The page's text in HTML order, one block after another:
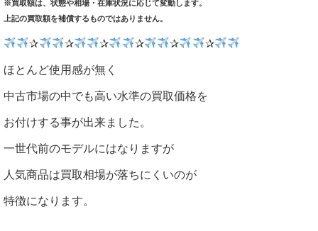
※買取額は、状態や相場・在庫状況に応じて変動します。
上記の買取額を補償するものではありません。
✰ ✰ ✰ ✰ ✰ ✰
ほとんど使用感が無く
中古市場の中でも高い水準の買取価格を
お付けする事が出来ました。
一世代前のモデルにはなりますが
人気商品は買取相場が落ちにくいのが
特徴になります。